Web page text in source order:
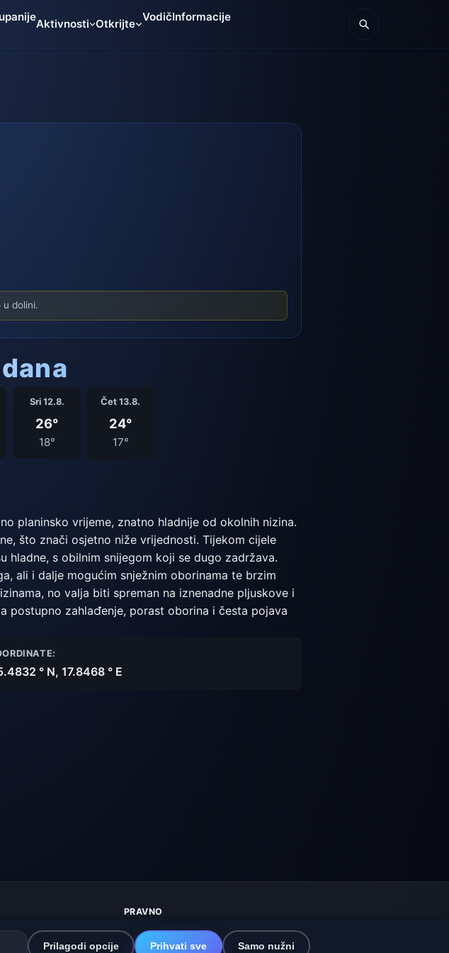
Aktivnosti Otkrijte
VodičInformacije
dolini.
Sri 12.8.
26°
18°
Čet 13.8.
24°
17°
planinsko vrijeme, znatno hladnije od okolnih nizina.
što znači osjetno niže vrijednosti. Tijekom cijele
s obilnim snijegom koji se dugo zadržava.
ali i dalje mogućim snježnim oborinama te brzim
no valja biti spreman na iznenadne pljuskove i
postupno zahlađenje, porast oborina i česta pojava
° N, 17.8468 ° E
PRAVNO
Zaštita privatnosti
Kolačići
Prilagodi opcije Prihvati sve Samo nužni